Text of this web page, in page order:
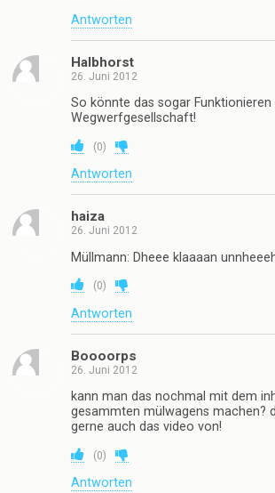
Antworten
Halbhorst
26. Juni 2012
So könnte das sogar
Wegwerfgesellschaft!
(0)
Antworten
haiza
26. Juni 2012
Müllmann: Dheee klaaaan
(0)
Antworten
Boooorps
26. Juni 2012
kann man das nochmal mit dem
gesammten mülwagens machen?
gerne auch das video von!
(0)
Antworten